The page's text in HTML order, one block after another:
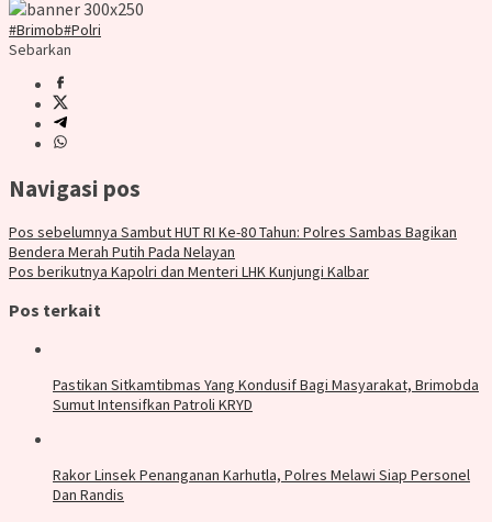
#Brimob#Polri
Sebarkan
Navigasi pos
Pos sebelumnya Sambut HUT RI Ke-80 Tahun: Polres Sambas Bagikan
Bendera Merah Putih Pada Nelayan
Pos berikutnya Kapolri dan Menteri LHK Kunjungi Kalbar
Pos terkait
Pastikan Sitkamtibmas Yang Kondusif Bagi Masyarakat, Brimobda
Sumut Intensifkan Patroli KRYD
Rakor Linsek Penanganan Karhutla, Polres Melawi Siap Personel
Dan Randis